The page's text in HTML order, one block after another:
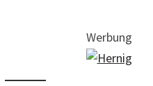
Werbung